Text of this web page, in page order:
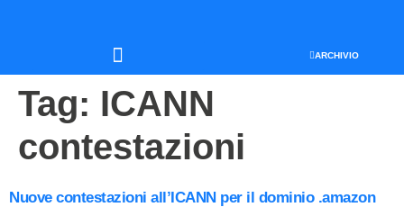
ARCHIVIO
Tag: ICANN
contestazioni
Nuove contestazioni all’ICANN per il dominio .amazon